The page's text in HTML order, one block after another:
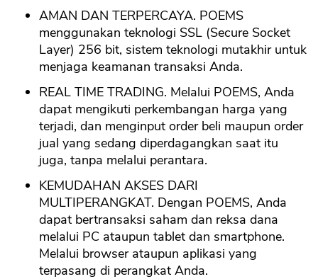
AMAN DAN TERPERCAYA. POEMS
menggunakan teknologi SSL (Secure Socket
Layer) 256 bit, sistem teknologi mutakhir untuk
menjaga keamanan transaksi Anda.
REAL TIME TRADING. Melalui POEMS, Anda
dapat mengikuti perkembangan harga yang
terjadi, dan menginput order beli maupun order
jual yang sedang diperdagangkan saat itu
juga, tanpa melalui perantara.
KEMUDAHAN AKSES DARI
MULTIPERANGKAT. Dengan POEMS, Anda
dapat bertransaksi saham dan reksa dana
melalui PC ataupun tablet dan smartphone.
Melalui browser ataupun aplikasi yang
terpasang di perangkat Anda.